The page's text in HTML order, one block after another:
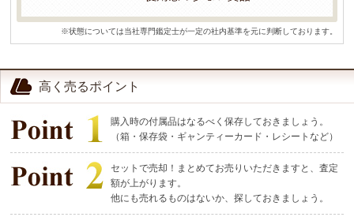
※状態については当社専門鑑定士が一定の社内基準を元に判断しております。
高く売るポイント
購入時の付属品はなるべく保存しておきましょう。
（箱・保存袋・ギャンティーカード・レシートなど）
セットで売却！まとめてお売りいただきますと、査定
額が上がります。
他にも売れるものはないか、探しておきましょう。